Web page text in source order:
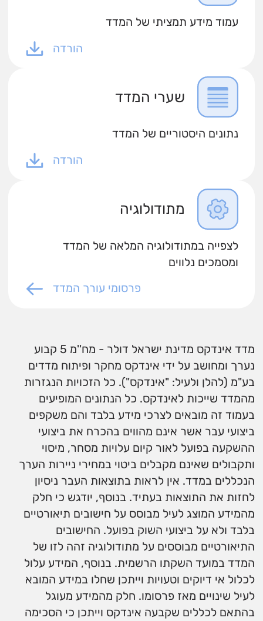
עמוד מידע תמציתי של המדד
הורדה
שערי המדד
נתונים היסטוריים של המדד
הורדה
מתודולוגיה
לצפייה במתודולוגיה המלאה של המדד
ומסמכים נלווים
פרסומי עורך המדד
מדד אינדקס מדינת ישראל דולר - מח''מ 5 קבוע
נערך ומחושב על ידי אינדקס מחקר ופיתוח מדדים
בע"מ (להלן ולעיל: "אינדקס"). כל הזכויות הנגזרות
מהמדד שייכות לאינדקס. כל הנתונים המופיעים
בעמוד זה מובאים לצרכי מידע בלבד והם משקפים
ביצועי עבר אשר אינם מהווים בהכרח את ביצועי
ההשקעה בפועל לאור קיום עלויות מסחר, מיסוי
ותקבולים שאינם מקבלים ביטוי במחירי ניירות הערך
הנכללים במדד. אין לראות בתוצאות העבר ניסיון
לחזות את התוצאות בעתיד. בנוסף, יודגש כי חלק
מהמידע המוצג לעיל מבוסס על חישובים תיאורטיים
בלבד ולא על ביצועי השוק בפועל. החישובים
התיאורטיים מבוססים על מתודולוגיה זהה לזו של
המדד במועד השקתו הרשמית. בנוסף, המידע עלול
לכלול אי דיוקים וטעויות וייתכן שחלו במידע המובא
לעיל שינויים מאז פרסומו. חלק מהמידע מעוגל
בהתאם לכללים שקבעה אינדקס וייתכן כי הסכימה